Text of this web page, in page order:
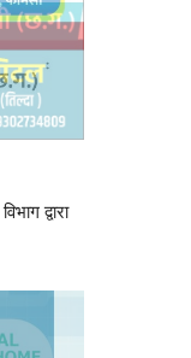
द्वारा